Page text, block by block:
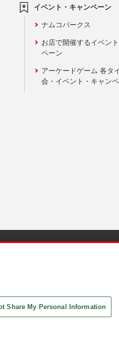
イベント・キャンペーン
ナムコパークス
お店で開催するイベン
ペーン
アーケードゲーム 各タ
会・イベント・キャン
Share My Personal Information